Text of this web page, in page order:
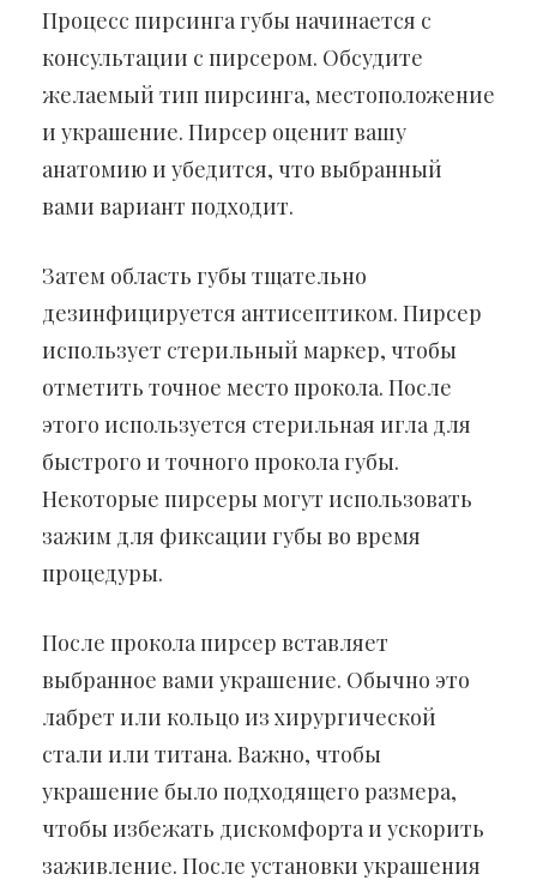
Процесс пирсинга губы начинается с
консультации с пирсером. Обсудите
желаемый тип пирсинга, местоположение
и украшение. Пирсер оценит вашу
анатомию и убедится, что выбранный
вами вариант подходит.
Затем область губы тщательно
дезинфицируется антисептиком. Пирсер
использует стерильный маркер, чтобы
отметить точное место прокола. После
этого используется стерильная игла для
быстрого и точного прокола губы.
Некоторые пирсеры могут использовать
зажим для фиксации губы во время
процедуры.
После прокола пирсер вставляет
выбранное вами украшение. Обычно это
лабрет или кольцо из хирургической
стали или титана. Важно, чтобы
украшение было подходящего размера,
чтобы избежать дискомфорта и ускорить
заживление. После установки украшения